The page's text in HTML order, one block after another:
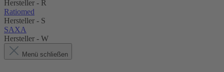
Hersteller - R
Ratiomed
Hersteller - S
SAXA
Hersteller - W
Menü schließen